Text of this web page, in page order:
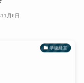
月6日
学級経営